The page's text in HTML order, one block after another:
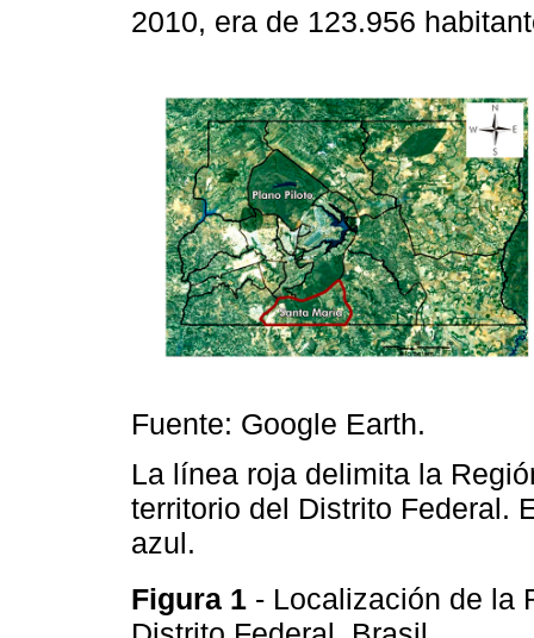
2010, era de 123.956
Fuente: Google Earth.
La línea roja delimita la
territorio del Distrito Federal.
azul.
Figura 1 - Localización de la